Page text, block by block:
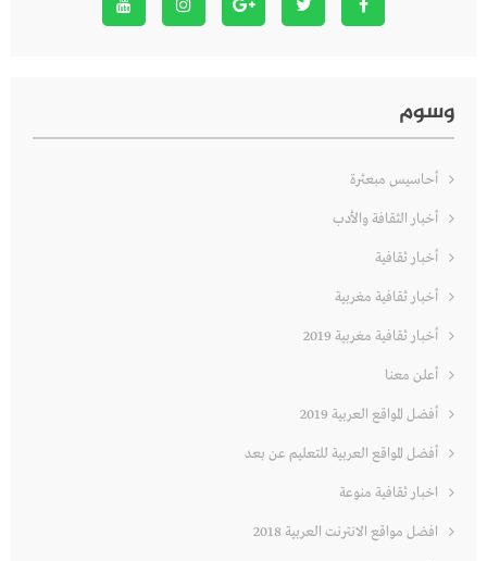
وسوم
أحاسيس مبعثرة
أخبار الثقافة والأدب
أخبار ثقافية
أخبار ثقافية مغربية
أخبار ثقافية مغربية 2019
أعلن معنا
أفضل المواقع العربية 2019
أفضل المواقع العربية للتعليم عن بعد
اخبار ثقافية منوعة
افضل مواقع الانترنت العربية 2018